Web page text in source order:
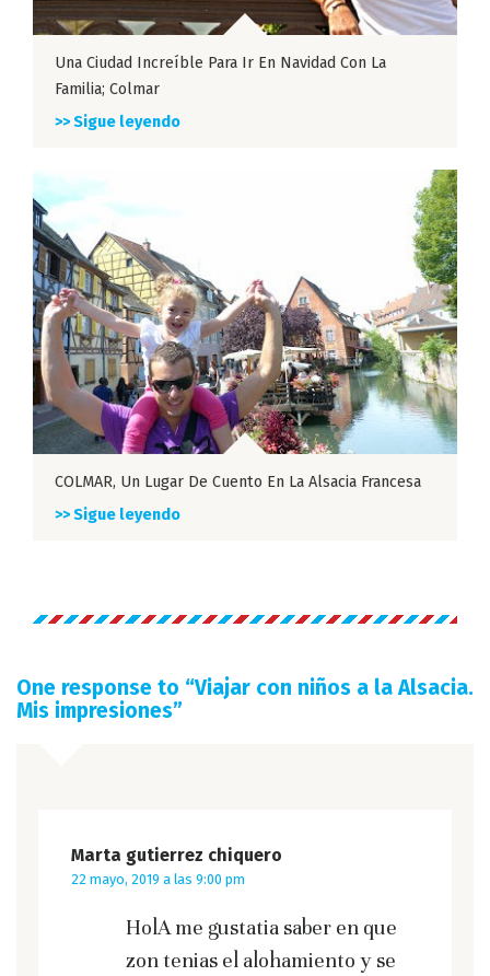
Una Ciudad Increíble Para Ir En Navidad Con La
Familia; Colmar
>> Sigue leyendo
COLMAR, Un Lugar De Cuento En La Alsacia Francesa
>> Sigue leyendo
One response to “Viajar con niños a la Alsacia.
Mis impresiones”
Marta gutierrez chiquero
22 mayo, 2019 a las 9:00 pm
HolA me gustatia saber en que
zon tenias el alohamiento y se